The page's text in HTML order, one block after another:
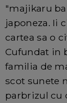
"majikaru
japoneza. Ii
cartea sa o
Cufundat in
familia de
scot sunete
parbrizul cu